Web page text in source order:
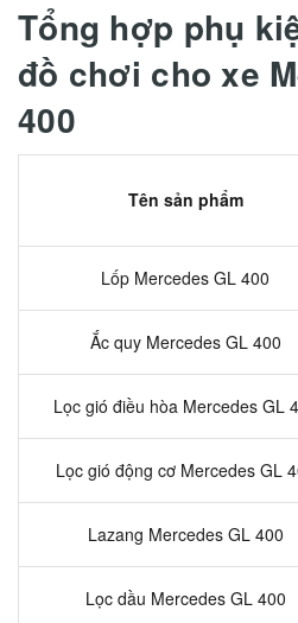
Tổng hợp phụ
đồ chơi cho xe
400
Tên sản phẩm
Lốp Mercedes GL 400
Ắc quy Mercedes GL 400
Lọc gió điều hòa Mercedes GL
Lọc gió động cơ Mercedes GL
Lazang Mercedes GL 400
Lọc dầu Mercedes GL 400